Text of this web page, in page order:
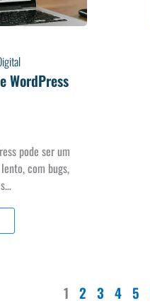
WordPress
pode ser um
com bugs,
1 2 3 4 5